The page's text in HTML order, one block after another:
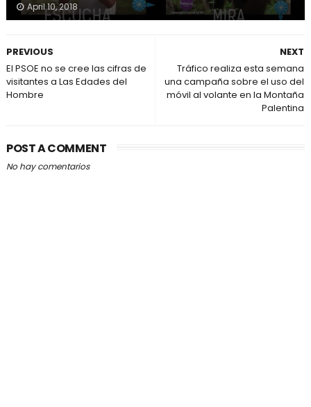
April 10, 2018
NEXT
Tráfico realiza esta semana
una campaña sobre el uso del
móvil al volante en la Montaña
Palentina
PREVIOUS
El PSOE no se cree las cifras de
visitantes a Las Edades del
Hombre
POST A COMMENT
No hay comentarios